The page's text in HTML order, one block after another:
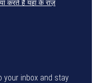
करते हैं यहां के राज़
your inbox and stay